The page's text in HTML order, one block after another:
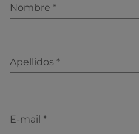
Nombre *
Apellidos *
E-mail *